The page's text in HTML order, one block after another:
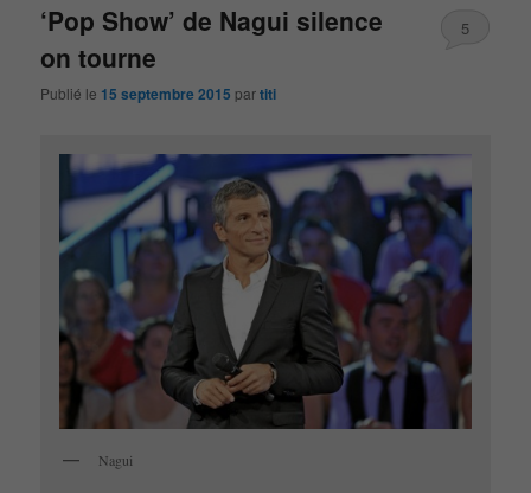
‘Pop Show’ de Nagui silence
on tourne
Publié le 15 septembre 2015 partiti
5
Nagui